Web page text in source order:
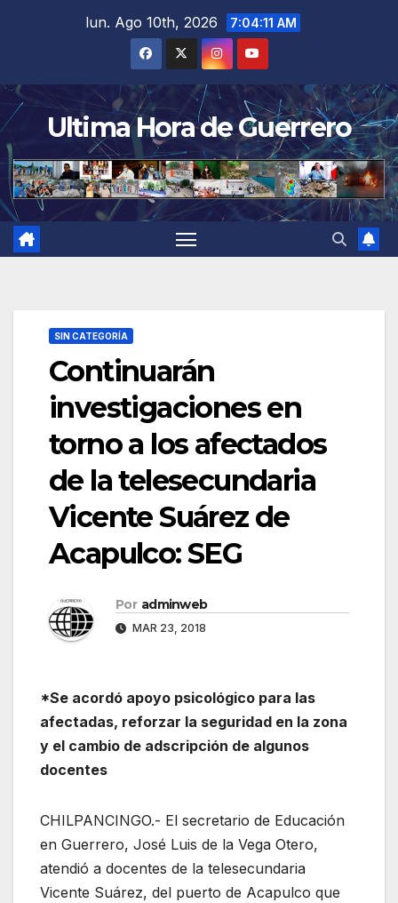
lun. Ago 10th, 2026 7:04:11 AM
Ultima Hora de Guerrero
SIN CATEGORÍA
Continuarán
investigaciones en
torno a los afectados
de la telesecundaria
Vicente Suárez de
Acapulco: SEG
Por adminweb
MAR 23, 2018
*Se acordó apoyo psicológico para las
afectadas, reforzar la seguridad en la zona
y el cambio de adscripción de algunos
docentes
CHILPANCINGO.- El secretario de Educación
en Guerrero, José Luis de la Vega Otero,
atendió a docentes de la telesecundaria
Vicente Suárez, del puerto de Acapulco que